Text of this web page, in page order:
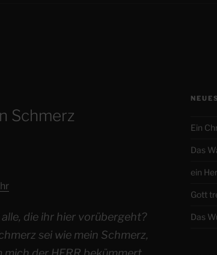
Schmerz
die ihr hier vorübergeht?
sei wie mein Schmerz,
Ein
Das
ein
Gott
Das